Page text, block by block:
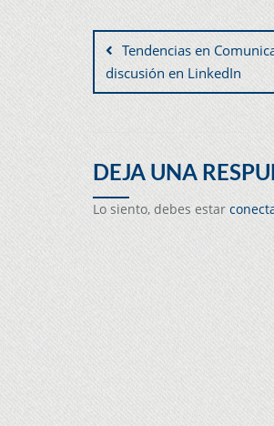
Tendencias en
discusión en LinkedIn
DEJA UNA
Lo siento, debes estar